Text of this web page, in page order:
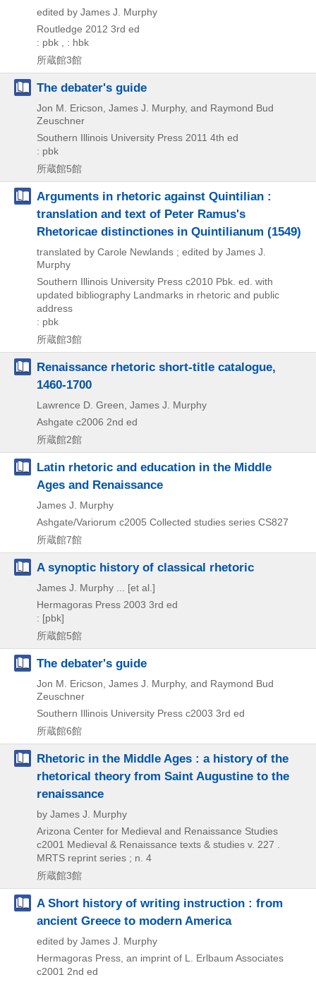
edited by James J. Murphy
Routledge 2012 3rd ed
: pbk , : hbk
所蔵館3館
The debater's guide
Jon M. Ericson, James J. Murphy, and Raymond Bud
Zeuschner
Southern Illinois University Press 2011 4th ed
: pbk
所蔵館5館
Arguments in rhetoric against Quintilian :
translation and text of Peter Ramus's
Rhetoricae distinctiones in Quintilianum (1549)
translated by Carole Newlands ; edited by James J.
Murphy
Southern Illinois University Press c2010 Pbk. ed. with
updated bibliography Landmarks in rhetoric and public
address
: pbk
所蔵館3館
Renaissance rhetoric short-title catalogue,
1460-1700
Lawrence D. Green, James J. Murphy
Ashgate c2006 2nd ed
所蔵館2館
Latin rhetoric and education in the Middle
Ages and Renaissance
James J. Murphy
Ashgate/Variorum c2005 Collected studies series CS827
所蔵館7館
A synoptic history of classical rhetoric
James J. Murphy ... [et al.]
Hermagoras Press 2003 3rd ed
: [pbk]
所蔵館5館
The debater's guide
Jon M. Ericson, James J. Murphy, and Raymond Bud
Zeuschner
Southern Illinois University Press c2003 3rd ed
所蔵館6館
Rhetoric in the Middle Ages : a history of the
rhetorical theory from Saint Augustine to the
renaissance
by James J. Murphy
Arizona Center for Medieval and Renaissance Studies
c2001 Medieval & Renaissance texts & studies v. 227 .
MRTS reprint series ; n. 4
所蔵館3館
A Short history of writing instruction : from
ancient Greece to modern America
edited by James J. Murphy
Hermagoras Press, an imprint of L. Erlbaum Associates
c2001 2nd ed